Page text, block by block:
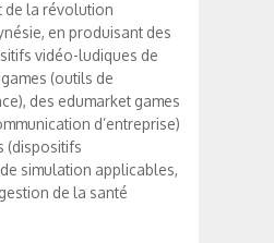
de la révolution
en produisant des
vidéo-ludiques de
(outils de
des edumarket games
d’entreprise)
(dispositifs
simulation applicables,
de la santé